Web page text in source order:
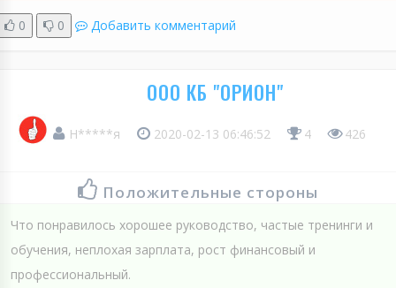
0 0 Добавить комментарий
ООО КБ "ОРИОН"
Н*****я 2020-02-13 06:46:52 4 426
Положительные стороны
Что понравилось хорошее руководство, частые тренинги и
обучения, неплохая зарплата, рост финансовый и
профессиональный.